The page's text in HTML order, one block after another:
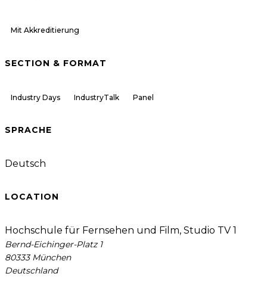
Mit Akkreditierung
SECTION & FORMAT
Industry Days IndustryTalk Panel
SPRACHE
Deutsch
LOCATION
Hochschule für Fernsehen und Film, Studio TV 1
Bernd-Eichinger-Platz 1
80333 München
Deutschland